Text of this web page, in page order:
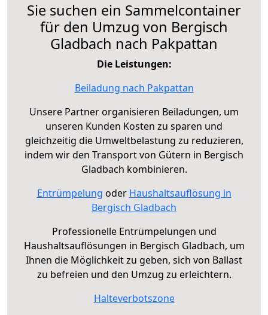
Sie suchen ein Sammelcontainer
für den Umzug von Bergisch
Gladbach nach Pakpattan
Die Leistungen:
Beiladung nach Pakpattan
Unsere Partner organisieren Beiladungen, um
unseren Kunden Kosten zu sparen und
gleichzeitig die Umweltbelastung zu reduzieren,
indem wir den Transport von Gütern in Bergisch
Gladbach kombinieren.
Entrümpelung oder Haushaltsauflösung in
Bergisch Gladbach
Professionelle Entrümpelungen und
Haushaltsauflösungen in Bergisch Gladbach, um
Ihnen die Möglichkeit zu geben, sich von Ballast
zu befreien und den Umzug zu erleichtern.
Halteverbotszone